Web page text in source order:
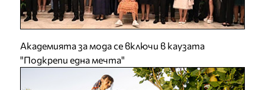
Академията за мода се включи в каузата
"Подкрепи една мечта"